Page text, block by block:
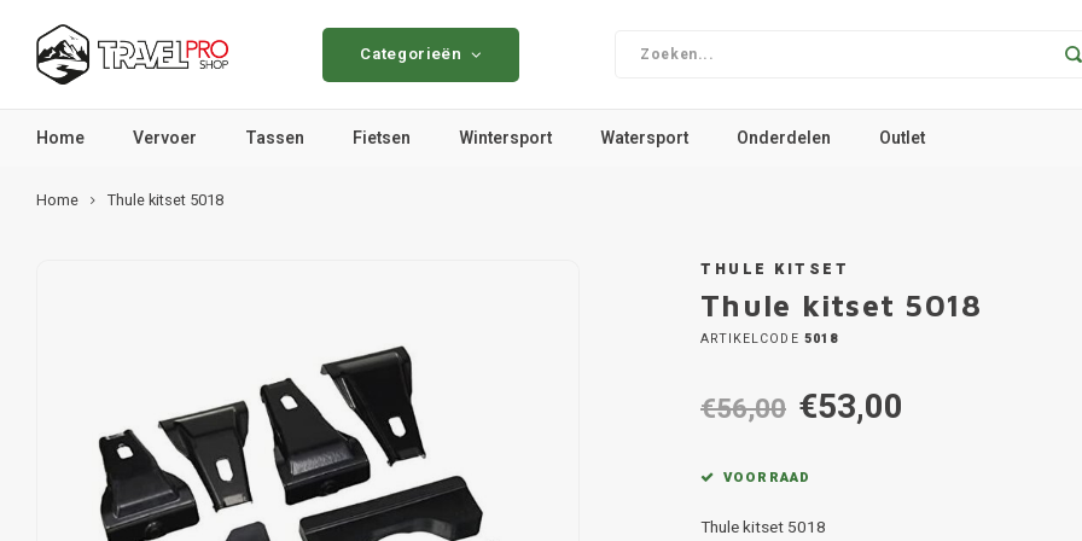
Categorieën
Home Vervoer Tassen Fietsen Wintersport Watersport Onderdelen Outlet
Home Thule kitset 5018
THULE KITSET
Thule kitset 5018
ARTIKELCODE 5018
€56,00 €53,00
VOORRAAD
Thule kitset 5018